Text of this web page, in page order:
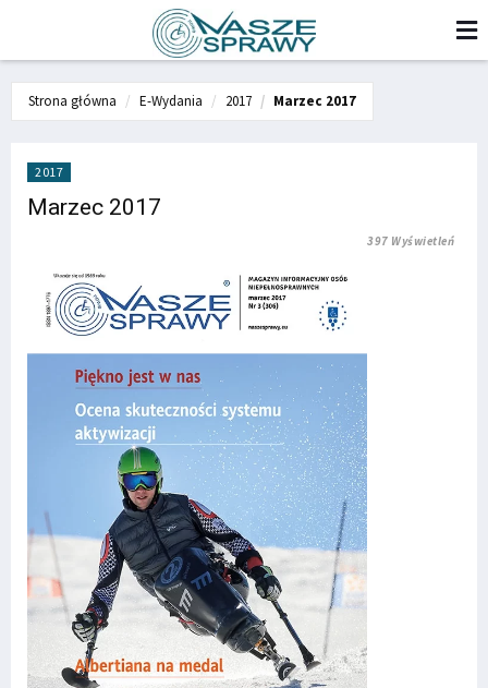
Strona główna E-Wydania 2017 Marzec 2017
2017
Marzec 2017
397 Wyświetleń